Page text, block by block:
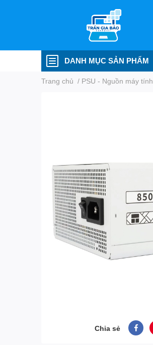
DANH MỤC SẢN PHẨM
Trang chủ / PSU - Nguồn máy tính
Chia sẻ